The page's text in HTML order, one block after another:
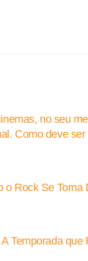
no seu
Como deve ser
o Rock Se
Temporada